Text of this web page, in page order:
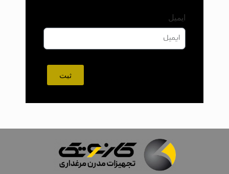
ایمیل
ثبت